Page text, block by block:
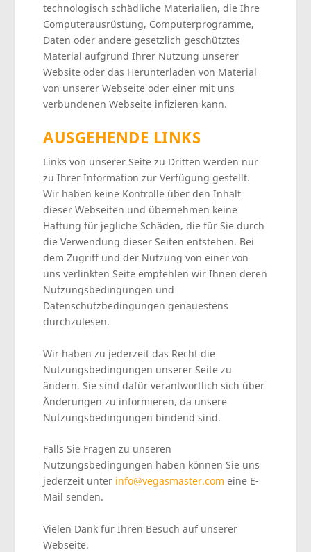
technologisch schädliche Materialien, die Ihre
Computerausrüstung, Computerprogramme,
Daten oder andere gesetzlich geschütztes
Material aufgrund Ihrer Nutzung unserer
Website oder das Herunterladen von Material
von unserer Webseite oder einer mit uns
verbundenen Webseite infizieren kann.
AUSGEHENDE LINKS
Links von unserer Seite zu Dritten werden nur
zu Ihrer Information zur Verfügung gestellt.
Wir haben keine Kontrolle über den Inhalt
dieser Webseiten und übernehmen keine
Haftung für jegliche Schäden, die für Sie durch
die Verwendung dieser Seiten entstehen. Bei
dem Zugriff und der Nutzung von einer von
uns verlinkten Seite empfehlen wir Ihnen deren
Nutzungsbedingungen und
Datenschutzbedingungen genauestens
durchzulesen.
Wir haben zu jederzeit das Recht die
Nutzungsbedingungen unserer Seite zu
ändern. Sie sind dafür verantwortlich sich über
Änderungen zu informieren, da unsere
Nutzungsbedingungen bindend sind.
Falls Sie Fragen zu unseren
Nutzungsbedingungen haben können Sie uns
jederzeit unter info@vegasmaster.com eine E-
Mail senden.
Vielen Dank für Ihren Besuch auf unserer
Webseite.